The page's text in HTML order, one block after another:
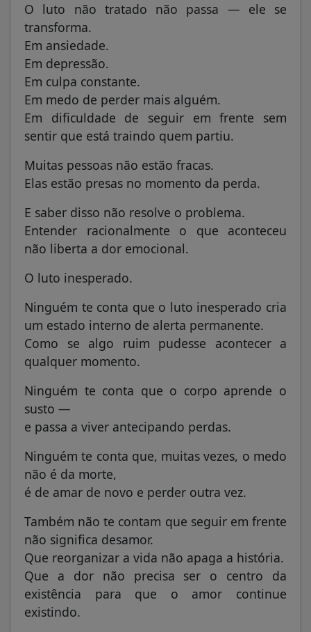
O luto não tratado não passa — ele se
transforma.
Em ansiedade.
Em depressão.
Em culpa constante.
Em medo de perder mais alguém.
Em dificuldade de seguir em frente sem
sentir que está traindo quem partiu.
Muitas pessoas não estão fracas.
Elas estão presas no momento da perda.
E saber disso não resolve o problema.
Entender racionalmente o que aconteceu
não liberta a dor emocional.
O luto inesperado.
Ninguém te conta que o luto inesperado cria
um estado interno de alerta permanente.
Como se algo ruim pudesse acontecer a
qualquer momento.
Ninguém te conta que o corpo aprende o
susto —
e passa a viver antecipando perdas.
Ninguém te conta que, muitas vezes, o medo
não é da morte,
é de amar de novo e perder outra vez.
Também não te contam que seguir em frente
não significa desamor.
Que reorganizar a vida não apaga a história.
Que a dor não precisa ser o centro da
existência para que o amor continue
existindo.